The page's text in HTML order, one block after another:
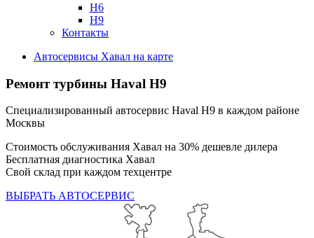
Н6
Н9
Контакты
Автосервисы Хавал на карте
Ремонт турбины Haval H9
Специализированный автосервис Haval H9 в каждом районе
Москвы
Стоимость обслуживания Хавал на 30% дешевле дилера
Бесплатная диагностика Хавал
Свой склад при каждом техцентре
ВЫБРАТЬ АВТОСЕРВИС